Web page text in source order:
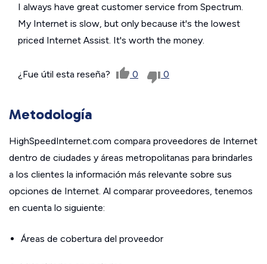
I always have great customer service from Spectrum.
My Internet is slow, but only because it's the lowest
priced Internet Assist. It's worth the money.
¿Fue útil esta reseña? 0 0
Metodología
HighSpeedInternet.com compara proveedores de Internet
dentro de ciudades y áreas metropolitanas para brindarles
a los clientes la información más relevante sobre sus
opciones de Internet. Al comparar proveedores, tenemos
en cuenta lo siguiente:
Áreas de cobertura del proveedor